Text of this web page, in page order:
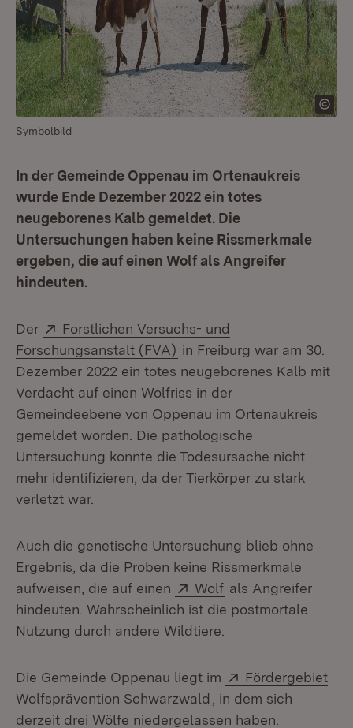
Symbolbild
In der Gemeinde Oppenau im Ortenaukreis
wurde Ende Dezember 2022 ein totes
neugeborenes Kalb gemeldet. Die
Untersuchungen haben keine Rissmerkmale
ergeben, die auf einen Wolf als Angreifer
hindeuten.
Der Extern:
Forstlichen Versuchs- und
Forschungsanstalt (FVA) (Öffnet in neuem Fenster)
in Freiburg war am 30.
Dezember 2022 ein totes neugeborenes Kalb mit
Verdacht auf einen Wolfriss in der
Gemeindeebene von Oppenau im Ortenaukreis
gemeldet worden. Die pathologische
Untersuchung konnte die Todesursache nicht
mehr identifizieren, da der Tierkörper zu stark
verletzt war.
Auch die genetische Untersuchung blieb ohne
Ergebnis, da die Proben keine Rissmerkmale
aufweisen, die auf einen
Extern:
Wolf (Öffnet in neuem
als Angreifer
hindeuten. Wahr­scheinlich ist die postmortale
Nutzung durch andere Wildtiere.
Die Gemeinde Oppenau liegt im Extern:
Fördergebiet
Wolfsprävention Schwarzwald (Öffnet in neuem
, in dem sich
derzeit drei Wölfe niedergelassen haben.